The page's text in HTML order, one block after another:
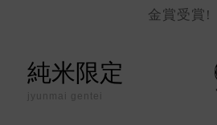
金賞受賞!
純米限定
jyunmai gentei